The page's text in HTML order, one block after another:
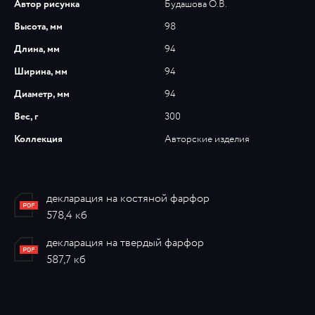
Автор рисунка
Будашова О.В.
Высота, мм
98
Длина, мм
94
Ширина, мм
94
Диаметр, мм
94
Вес, г
300
Коллекция
Авторские изделия
декларация на костяной фарфор
578,4 кб
декларация на твердый фарфор
587,7 кб